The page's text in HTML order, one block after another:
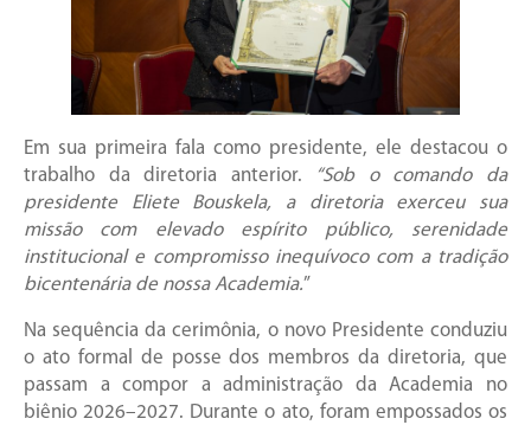
Em sua primeira fala como presidente, ele destacou o
trabalho da diretoria anterior.
“Sob o comando da
presidente Eliete Bouskela, a diretoria exerceu sua
missão com elevado espírito público, serenidade
institucional e compromisso inequívoco com a tradição
bicentenária de nossa Academia.”
Na sequência da cerimônia, o novo Presidente conduziu
o ato formal de posse dos membros da diretoria, que
passam a compor a administração da Academia no
biênio 2026–2027. Durante o ato, foram empossados os